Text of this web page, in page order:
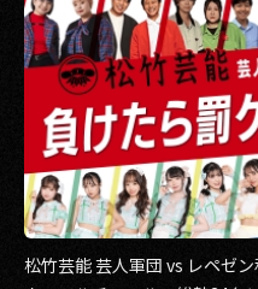
松竹芸能 芸人軍団 vs レペゼ